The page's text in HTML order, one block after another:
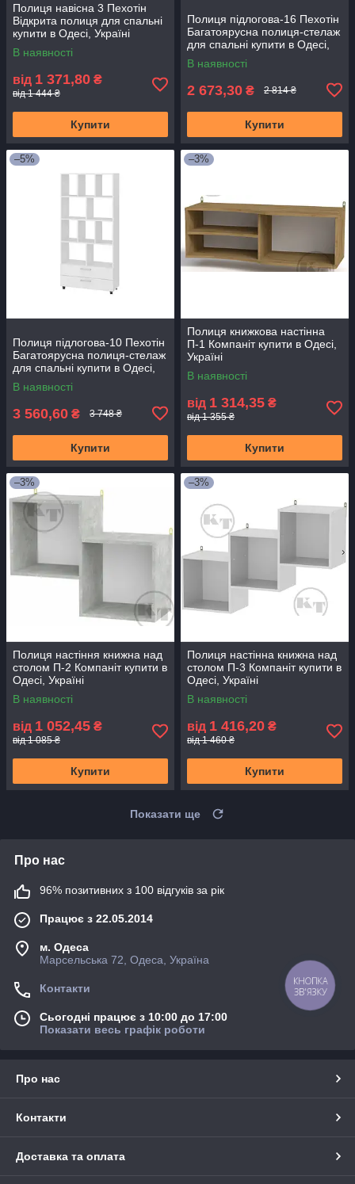
Полиця навісна 3 Пехотін
Відкрита полиця для спальні
купити в Одесі, Україні
В наявності
від 1 371,80 ₴
від 1 444 ₴
Купити
Полиця підлогова-16 Пехотін
Багатоярусна полиця-стелаж
для спальні купити в Одесі,
Україні
В наявності
2 673,30 ₴ 2 814 ₴
Купити
–5%
Полиця підлогова-10 Пехотін
Багатоярусна полиця-стелаж
для спальні купити в Одесі,
Україні
В наявності
3 560,60 ₴ 3 748 ₴
Купити
–3%
Полиця книжкова настінна
П-1 Компаніт купити в Одесі,
Україні
В наявності
від 1 314,35 ₴
від 1 355 ₴
Купити
–3%
Полиця настіння книжна над
столом П-2 Компаніт купити в
Одесі, Україні
В наявності
від 1 052,45 ₴
від 1 085 ₴
Купити
–3%
Полиця настінна книжна над
столом П-3 Компаніт купити в
Одесі, Україні
В наявності
від 1 416,20 ₴
від 1 460 ₴
Купити
Показати ще
Про нас
96% позитивних з 100 відгуків за рік
Працює з 22.05.2014
м. Одеса
Марсельська 72, Одеса, Україна
Контакти
Сьогодні працює з 10:00 до 17:00
Показати весь графік роботи
Про нас
Контакти
Доставка та оплата
КНОПКА
ЗВ'ЯЗКУ